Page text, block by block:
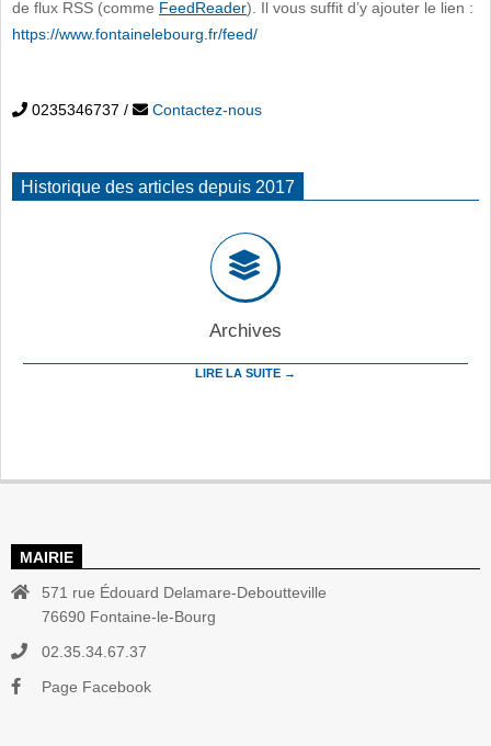
de flux RSS (comme FeedReader). Il vous suffit d’y ajouter le lien :
https://www.fontainelebourg.fr/feed/
0235346737 / Contactez-nous
Historique des articles depuis 2017
Archives
LIRE LA SUITE →
MAIRIE
571 rue Édouard Delamare-Deboutteville
76690 Fontaine-le-Bourg
02.35.34.67.37
Page Facebook